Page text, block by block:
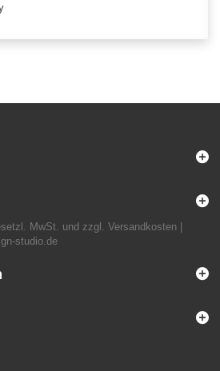
MwSt. und zzgl. Versandkosten |
studio.de